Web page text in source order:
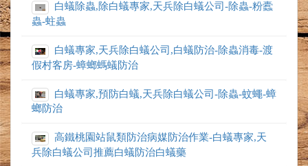
白蟻除蟲,除白蟻專家,天兵除白蟻公司-除蟲-粉蠹
蟲-蛀蟲
白蟻專家,天兵除白蟻公司,白蟻防治-除蟲消毒-渡
假村客房-蟑螂螞蟻防治
白蟻專家,預防白蟻,天兵除白蟻公司-除蟲-蚊蠅-蟑
螂防治
高鐵桃園站鼠類防治病媒防治作業-白蟻專家,天
兵除白蟻公司推薦白蟻防治白蟻藥